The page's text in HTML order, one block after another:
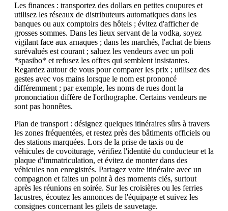
Les finances : transportez des dollars en petites coupures et
utilisez les réseaux de distributeurs automatiques dans les
banques ou aux comptoirs des hôtels ; évitez d'afficher de
grosses sommes. Dans les lieux servant de la vodka, soyez
vigilant face aux arnaques ; dans les marchés, l'achat de biens
surévalués est courant ; saluez les vendeurs avec un poli
*spasibo* et refusez les offres qui semblent insistantes.
Regardez autour de vous pour comparer les prix ; utilisez des
gestes avec vos mains lorsque le nom est prononcé
différemment ; par exemple, les noms de rues dont la
prononciation diffère de l'orthographe. Certains vendeurs ne
sont pas honnêtes.
Plan de transport : désignez quelques itinéraires sûrs à travers
les zones fréquentées, et restez près des bâtiments officiels ou
des stations marquées. Lors de la prise de taxis ou de
véhicules de covoiturage, vérifiez l'identité du conducteur et la
plaque d'immatriculation, et évitez de monter dans des
véhicules non enregistrés. Partagez votre itinéraire avec un
compagnon et faites un point à des moments clés, surtout
après les réunions en soirée. Sur les croisières ou les ferries
lacustres, écoutez les annonces de l'équipage et suivez les
consignes concernant les gilets de sauvetage.